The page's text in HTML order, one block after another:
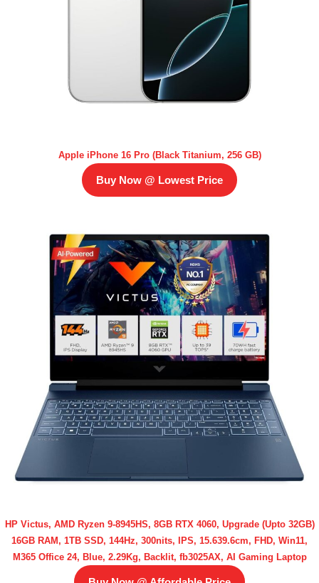
Apple iPhone 16 Pro (Black Titanium, 256 GB)
Buy Now @ Lowest Price
HP Victus, AMD Ryzen 9-8945HS, 8GB RTX 4060, Upgrade (Upto 32GB)
16GB RAM, 1TB SSD, 144Hz, 300nits, IPS, 15.639.6cm, FHD, Win11,
M365 Office 24, Blue, 2.29Kg, Backlit, fb3025AX, AI Gaming Laptop